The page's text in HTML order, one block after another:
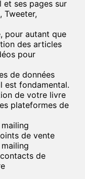
et ses pages sur
Tweeter,
pour autant que
des articles
pour
de données
est fondamental.
de votre livre
plateformes de
de vente
contacts de